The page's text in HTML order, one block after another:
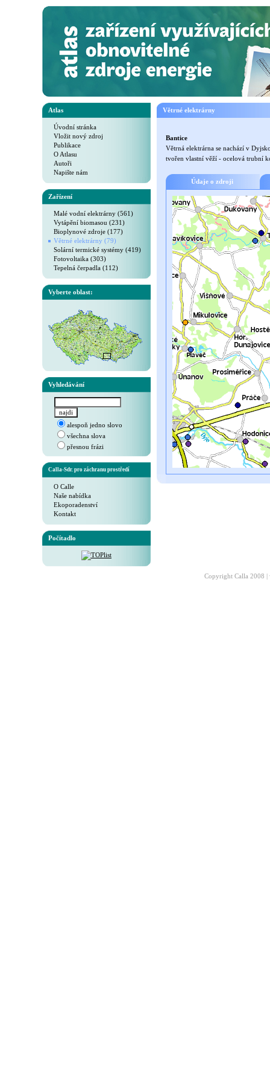
Atlas
Úvodní stránka
Vložit nový zdroj
Publikace
O Atlasu
Autoři
Napište nám
Zařízení
Malé vodní elektrárny (561)
Vytápění biomasou (231)
Bioplynové zdroje (177)
Větrné elektrárny (79)
Solární termické systémy (419)
Fotovoltaika (303)
Tepelná čerpadla (112)
Vyberte oblast:
Vyhledávání
alespoň jedno slovo
všechna slova
přesnou frázi
Calla-Sdr. pro záchranu prostředí
O Calle
Naše nabídka
Ekoporadenství
Kontakt
Počítadlo
Větrné elektrárny
Bantice
Větrná elektrárna se nachází v
tvořen vlastní věží - ocelová trubní
Údaje o zdroji
Copyright Calla 2008 |